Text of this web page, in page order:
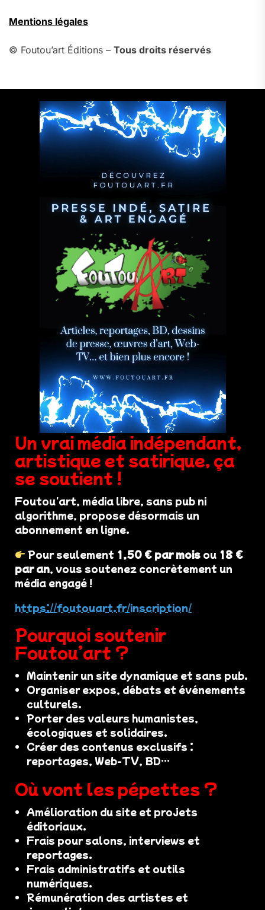
Mentions légales
© Foutou’art Éditions – Tous droits réservés
Un vrai média indépendant,
artistique et satirique, ça
se soutient !
Foutou'art, média libre, sans pub ni
algorithme, propose désormais un
abonnement en ligne.
Pour seulement 1,50 € par mois ou 18 €
par an, vous soutenez concrètement un
média engagé !
https://foutouart.fr/inscription/
Pourquoi soutenir
Foutou’art ?
Maintenir un site dynamique et sans pub.
Organiser expos, débats et événements
culturels.
Porter des valeurs humanistes,
écologiques et solidaires.
Créer des contenus exclusifs :
reportages, Web-TV, BD…
Où vont les pépettes ?
Amélioration du site et projets
éditoriaux.
Frais pour salons, interviews et
reportages.
Frais administratifs et outils
numériques.
Rémunération des artistes et